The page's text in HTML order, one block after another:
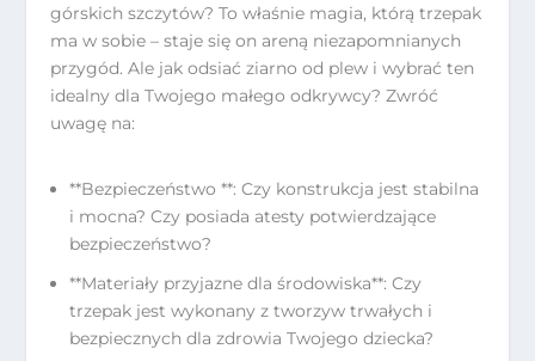
górskich szczytów? To właśnie magia, którą trzepak
ma w sobie – staje się on areną niezapomnianych
przygód. Ale jak odsiać ziarno od plew i wybrać ten
idealny dla Twojego małego odkrywcy? Zwróć
uwagę na:
**Bezpieczeństwo **: Czy konstrukcja jest stabilna
i mocna? Czy posiada atesty potwierdzające
bezpieczeństwo?
**Materiały przyjazne dla środowiska**: Czy
trzepak jest wykonany z tworzyw trwałych i
bezpiecznych dla zdrowia Twojego dziecka?